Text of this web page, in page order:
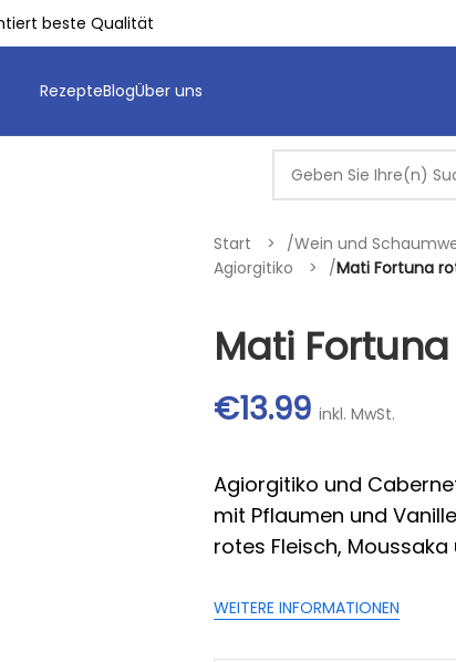
beste Qualität
RezepteBlogÜber uns
Start /Wein und
Agiorgitiko
/Mati Fortuna
Mati
€13.99 inkl. MwSt.
Agiorgitiko und
mit Pflaumen und
rotes Fleisch,
WEITERE INFORMATIONEN